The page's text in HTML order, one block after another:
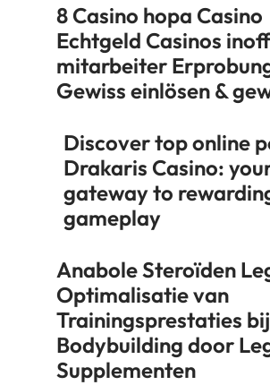
8 Casino hopa Casino
Echtgeld Casinos
mitarbeiter
Gewiss einlösen &
Discover top online
Drakaris Casino:
gateway to
gameplay
Anabole Steroïden
Optimalisatie van
Trainingsprestaties bij
Bodybuilding door
Supplementen